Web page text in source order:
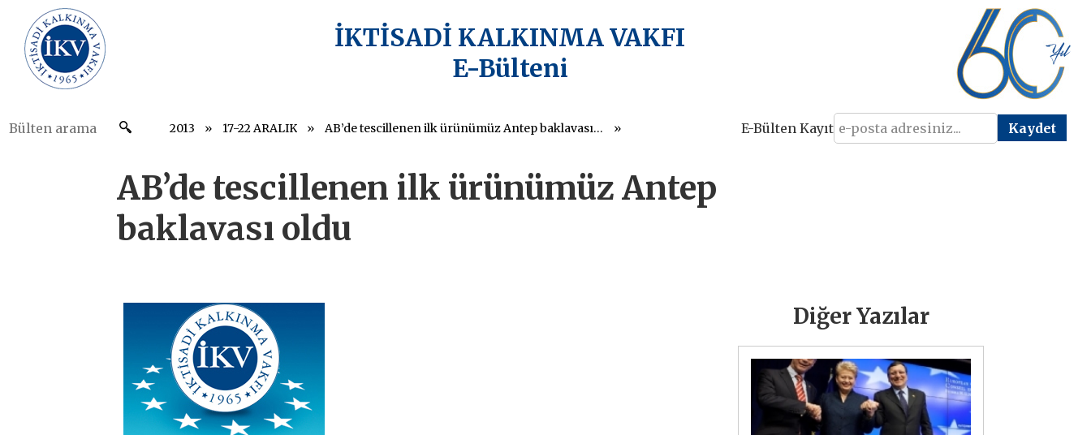
İKTİSADİ KALKINMA VAKFI
E-Bülteni
2013 17-22 ARALIK AB’de tescillenen ilk ürünümüz Antep baklavası oldu E-Bülten Kayıt
AB’de tescillenen ilk ürünümüz Antep
baklavası oldu
Diğer Yazılar